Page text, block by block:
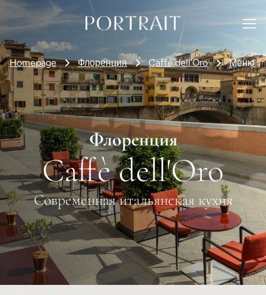
Homepage Флоренция Caffè dell'Oro Меню
Флоренция
Caffè dell'Oro
Современная итальянская кухня